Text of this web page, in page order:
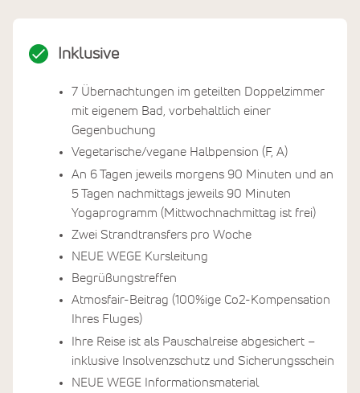
Inklusive
7 Übernachtungen im geteilten Doppelzimmer
mit eigenem Bad, vorbehaltlich einer
Gegenbuchung
Vegetarische/vegane Halbpension (F, A)
An 6 Tagen jeweils morgens 90 Minuten und an
5 Tagen nachmittags jeweils 90 Minuten
Yogaprogramm (Mittwochnachmittag ist frei)
Zwei Strandtransfers pro Woche
NEUE WEGE Kursleitung
Begrüßungstreffen
Atmosfair-Beitrag (100%ige Co2-Kompensation
Ihres Fluges)
Ihre Reise ist als Pauschalreise abgesichert –
inklusive Insolvenzschutz und Sicherungsschein
NEUE WEGE Informationsmaterial